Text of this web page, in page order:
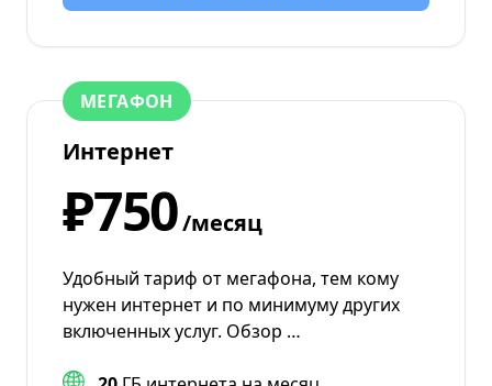
МЕГАФОН
Интернет
₽750/месяц
Удобный тариф от мегафона, тем кому
нужен интернет и по минимуму других
включенных услуг. Обзор …